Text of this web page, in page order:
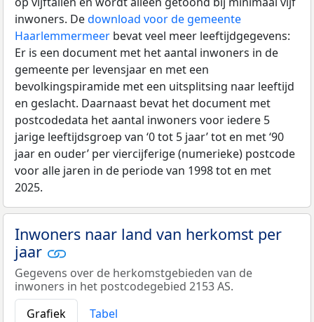
inwoners. Dedownload voor de gemeente
Haarlemmermeer bevat veel meer leeftijdgegevens:
Er is een document met het aantal inwoners in de
gemeente per levensjaar en met een
bevolkingspiramide met een uitsplitsing naar leeftijd
en geslacht. Daarnaast bevat het document met
postcodedata het aantal inwoners voor iedere 5
jarige leeftijdsgroep van ‘0 tot 5 jaar’ tot en met ‘90
jaar en ouder’ per viercijferige (numerieke) postcode
voor alle jaren in de periode van 1998 tot en met
2025.
Inwoners naar land van herkomst per
jaar
Gegevens over de herkomstgebieden van de
inwoners in het postcodegebied 2153 AS.
Grafiek
Tabel